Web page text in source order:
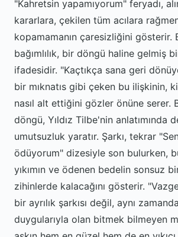
"Kahretsin yapamıyorum" feryadı,
kararlara, çekilen tüm acılara
kopamamanın çaresizliğini gösterir.
bağımlılık, bir döngü haline gelmiş
ifadesidir. "Kaçtıkça sana geri
bir mıknatıs gibi çeken bu ilişkinin,
nasıl alt ettiğini gözler önüne serer.
döngü, Yıldız Tilbe'nin anlatımında
umutsuzluk yaratır. Şarkı, tekrar
ödüyorum" dizesiyle son bulurken,
yıkımın ve ödenen bedelin sonsuz
zihinlerde kalacağını gösterir.
bir ayrılık şarkısı değil, aynı
duygularıyla olan bitmek bilmeyen